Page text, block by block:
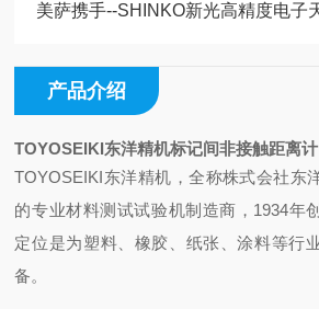
产品介绍
TOYOSEIKI东洋精机标记间非接触距离计
‌TOYOSEIKI东洋精机，全称株式会社东
的专业材料测试试验机制造商，1934年
定位是为塑料、橡胶、纸张、涂料等行
备。